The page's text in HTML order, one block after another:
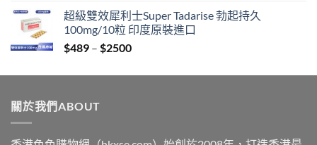
$399
through
$2199
超級雙效犀利士Super Tadarise 勃起持久
100mg/10粒 印度原裝進口
$489 – $2500Price
$489
關於我們ABOUT